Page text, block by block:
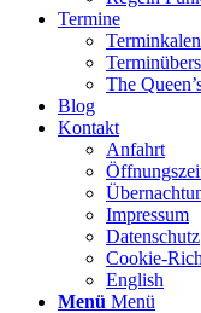
Termine
The
Blog
Kontakt
Anfahrt
Impressum
Datenschutz
Cookie-
English
Menü Menü